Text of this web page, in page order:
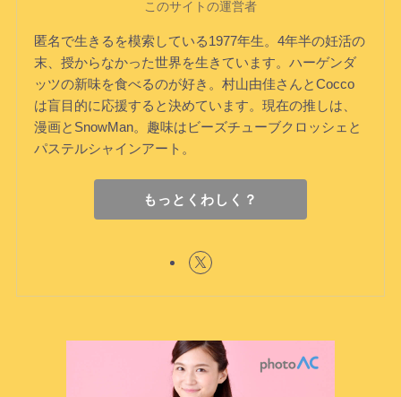
このサイトの運営者
匿名で生きるを模索している1977年生。4年半の妊活の
末、授からなかった世界を生きています。ハーゲンダ
ッツの新味を食べるのが好き。村山由佳さんとCocco
は盲目的に応援すると決めています。現在の推しは、
漫画とSnowMan。趣味はビーズチューブクロッシェと
パステルシャインアート。
もっとくわしく？